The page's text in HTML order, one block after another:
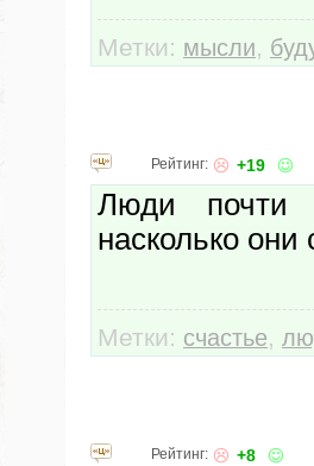
Метки: мысли,
Рейтинг: +19
Люди почти
насколько они
Метки: счастье,
Рейтинг: +8